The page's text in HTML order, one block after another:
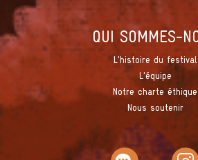
QUI SOMMES-
L'histoire du festival
L'équipe
Notre charte éthique
Nous soutenir